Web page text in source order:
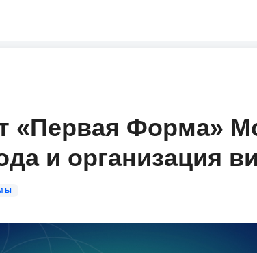
«Первая Форма»
и организация